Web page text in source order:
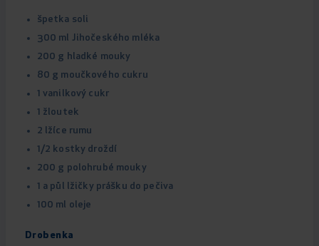
špetka soli
300 ml Jihočeského mléka
200 g hladké mouky
80 g moučkového cukru
1 vanilkový cukr
1 žloutek
2 lžíce rumu
1/2 kostky droždí
200 g polohrubé mouky
1 a půl lžičky prášku do pečiva
100 ml oleje
Drobenka